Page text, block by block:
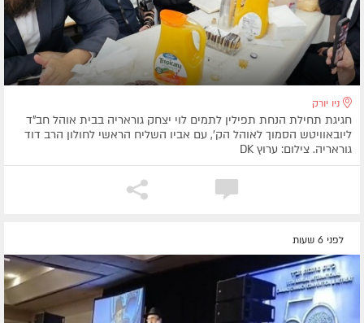
ניו יורק
חגיגת תחילת הנחת תפילין לתמים לוי יצחק גוראריה בבית אוהל חב"ד
ליובאוויטש הסמוך לאוהל הק', עם אביו השליח הראשי לחולון הרב דוד
גוראריה. צילום: ערוץ DK
לפני 6 שעות